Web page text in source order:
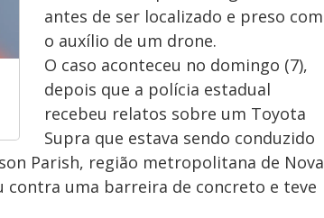
antes de ser localizado e preso com
o auxílio de um drone.
O caso aconteceu no domingo (7),
depois que a polícia estadual
recebeu relatos sobre um Toyota
Supra que estava sendo conduzido
Parish, região metropolitana de Nova
contra uma barreira de concreto e teve